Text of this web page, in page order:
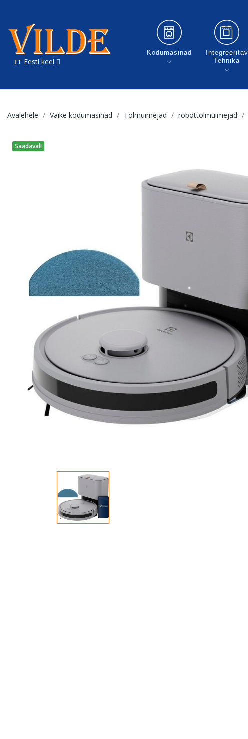
Eesti keel
Kodumasinad
Integreeritav
Tehnika
Avalehele Väike kodumasinad Tolmuimejad robottolmuimejad
Saadaval!